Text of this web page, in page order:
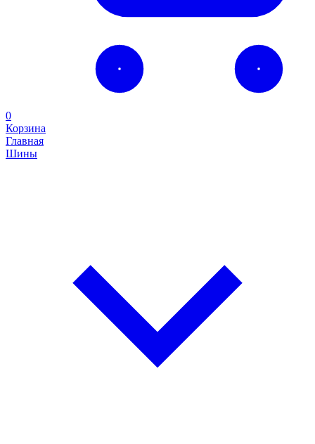
0
Корзина
Главная
Шины